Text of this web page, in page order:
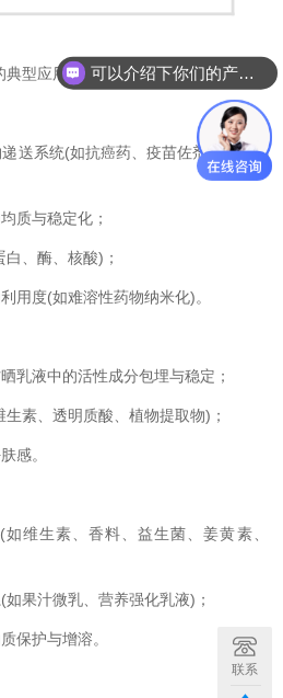
型应用领域
系统(如抗癌药、疫苗佐剂、mRNA
质与稳定化；
、酶、核酸)；
度(如难溶性药物纳米化)。
液中的活性成分包埋与稳定；
素、透明质酸、植物提取物)；
感。
生素、香料、益生菌、姜黄素、
果汁微乳、营养强化乳液)；
护与增溶。
联系
可以介绍下你们的产品么
你们是怎么收费的呢